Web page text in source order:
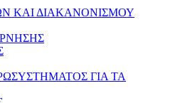
ΚΑΙ ΔΙΑΚΑΝΟΝΙΣΜΟΥ
ΓΙΑ ΤΑ